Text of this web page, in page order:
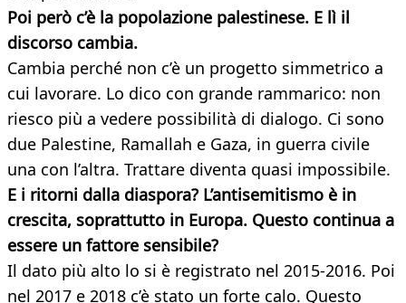
Poi però c’è la popolazione palestinese. E lì il
discorso cambia.
Cambia perché non c’è un progetto simmetrico a
cui lavorare. Lo dico con grande rammarico: non
riesco più a vedere possibilità di dialogo. Ci sono
due Palestine, Ramallah e Gaza, in guerra civile
una con l’altra. Trattare diventa quasi impossibile.
E i ritorni dalla diaspora? L’antisemitismo è in
crescita, soprattutto in Europa. Questo continua a
essere un fattore sensibile?
Il dato più alto lo si è registrato nel 2015-2016. Poi
nel 2017 e 2018 c’è stato un forte calo. Questo